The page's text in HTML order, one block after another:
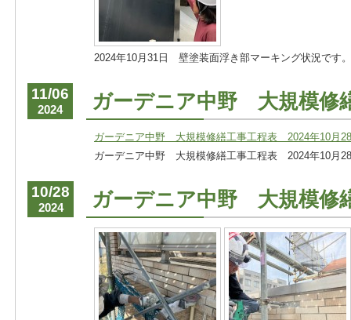
2024年10月31日 壁塗装面浮き部マーキング状況です。
11/06
2024 ガーデニア中野 大規模修
ガーデニア中野 大規模修繕工事工程表 2024年10月
ガーデニア中野 大規模修繕工事工程表 2024年10月
10/28
2024 ガーデニア中野 大規模修